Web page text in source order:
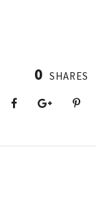
0 SHARES